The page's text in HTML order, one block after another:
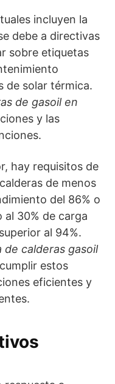
incluyen la
debe a directivas
sobre etiquetas
de solar térmica.
de gasoil en
y las
hay requisitos de
de menos
del 86% o
al 30% de carga
al 94%.
de calderas gasoil
estos
eficientes y